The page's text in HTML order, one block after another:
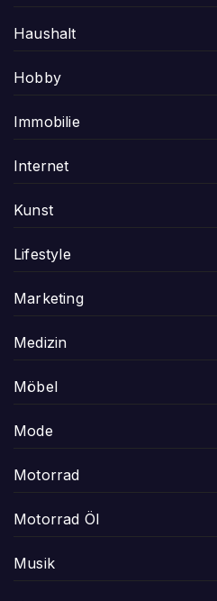
Haushalt
Hobby
Immobilie
Internet
Kunst
Lifestyle
Marketing
Medizin
Möbel
Mode
Motorrad
Motorrad Öl
Musik